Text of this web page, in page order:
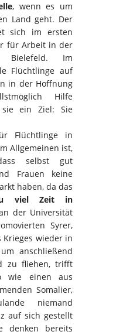
, wenn es um
Land geht. Der
sich im ersten
für Arbeit in der
Bielefeld. Im
Flüchtlinge auf
in der Hoffnung
Hilfe
sie ein Ziel: Sie
Flüchtlinge in
Allgemeinen ist,
selbst gut
Frauen keine
haben, da das
zu viel Zeit in
der Universität
Syrer,
wieder in
anschließend
zu fliehen, trifft
wie einen aus
Somalier,
niemand
auf sich gestellt
denken bereits